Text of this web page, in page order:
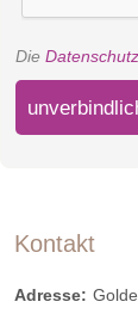
Die
Kontakt
Adresse: